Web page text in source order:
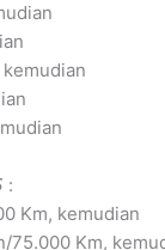
:
Km, kemudian
75.000 Km,